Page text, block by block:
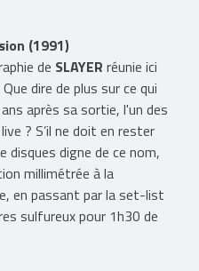
(1991)
de SLAYER réunie ici
dire de plus sur ce qui
après sa sortie, l'un des
? S’il ne doit en rester
disques digne de ce nom,
millimétrée à la
en passant par la set-list
sulfureux pour 1h30 de